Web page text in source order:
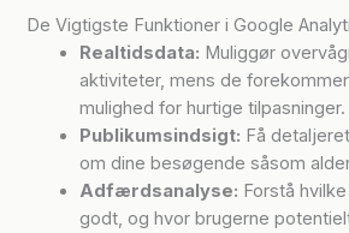
De Vigtigste Funktioner i Google
Realtidsdata: Muliggør
aktiviteter, mens de
mulighed for hurtige tilpasninger.
Publikumsindsigt: Få
om dine besøgende såsom
Adfærdsanalyse: Forstå
godt, og hvor brugerne